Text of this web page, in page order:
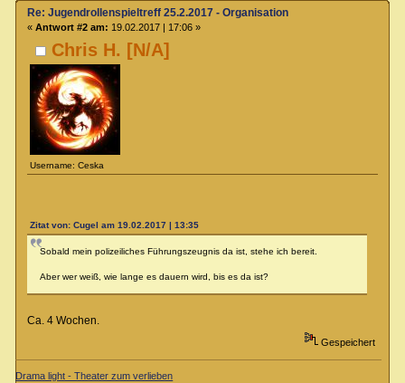
Chris H. [N/A]
Username: Ceska
Re: Jugendrollenspieltreff 25.2.2017 - Organisation
« Antwort #2 am: 19.02.2017 | 17:06 »
Zitat von: Cugel am 19.02.2017 | 13:35
Sobald mein polizeiliches Führungszeugnis da ist, stehe ich bereit.
Aber wer weiß, wie lange es dauern wird, bis es da ist?
Ca. 4 Wochen.
Gespeichert
Drama light - Theater zum verlieben